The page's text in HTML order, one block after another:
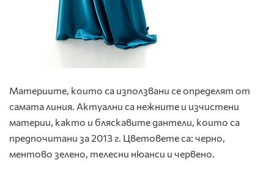
Материите, които са използвани се определят от
самата линия. Актуални са нежните и изчистени
материи, както и бляскавите дантели, които са
предпочитани за 2013 г. Цветовете са: черно,
ментово зелено, телесни нюанси и червено.